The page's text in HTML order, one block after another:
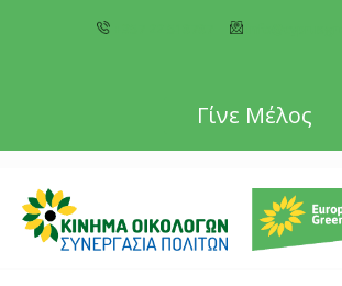
Γίνε Μέλος